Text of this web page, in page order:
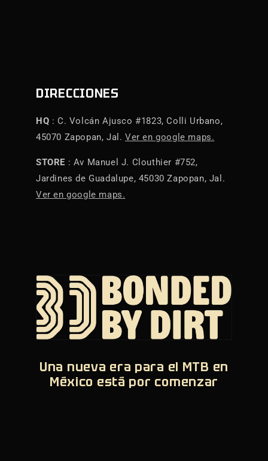
DIRECCIONES
HQ : C. Volcán Ajusco #1823, Colli Urbano,
45070 Zapopan, Jal. Ver en google maps.
STORE : Av Manuel J. Clouthier #752,
Jardines de Guadalupe, 45030 Zapopan, Jal.
Ver en google maps.
Una nueva era para el MTB en
México está por comenzar